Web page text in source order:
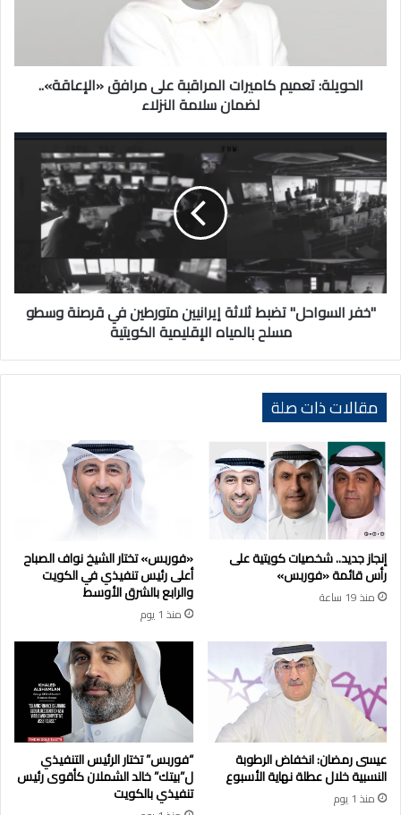
سلامة
النزلاءالحويلة: تعميم كاميرات المراقبة على مرافق «الإعاقة»..
لضمان سلامة النزلاء
"خفر
السواحل"
تضبط
ثلاثة
إيرانيين
متورطين
في
قرصنة
وسطو
مسلح
الكويتية
"خفر السواحل" تضبط ثلاثة إيرانيين متورطين في قرصنة وسطو
مسلح بالمياه الإقليمية الكويتية
مقالات ذات صلة
إنجاز جديد.. شخصيات كويتية على
رأس قائمة «فوربس»
منذ 19 ساعة
«فوربس» تختار الشيخ نواف الصباح
أعلى رئيس تنفيذي في الكويت
والرابع بالشرق الأوسط
منذ 1 يوم
عيسى رمضان: انخفاض الرطوبة
النسبية خلال عطلة نهاية الأسبوع
منذ 1 يوم
“فوربس” تختار الرئيس التنفيذي
ل”بيتك” خالد الشملان كأقوى رئيس
تنفيذي بالكويت